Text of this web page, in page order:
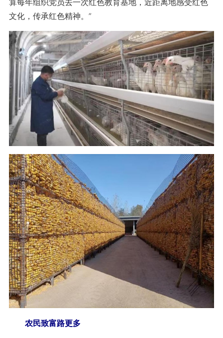
文化，传承红色精神。”
农民致富路更多